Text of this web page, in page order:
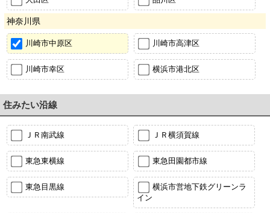
神奈川県
川崎市中原区 川崎市高津区
川崎市幸区 横浜市港北区
住みたい沿線
ＪＲ南武線 ＪＲ横須賀線
東急東横線 東急田園都市線
東急目黒線
横浜市営地下鉄グリーンラ
イン